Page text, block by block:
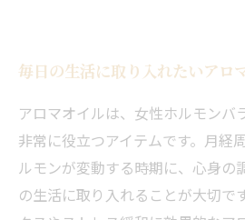
毎日の生活に取り入れたいアロ
アロマオイルは、女性ホルモンバ
非常に役立つアイテムです。月経
ルモンが変動する時期に、心身の
の生活に取り入れることが大切で